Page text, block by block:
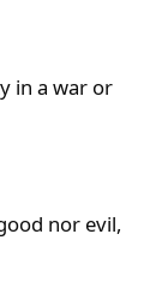
in a war or
nor evil,